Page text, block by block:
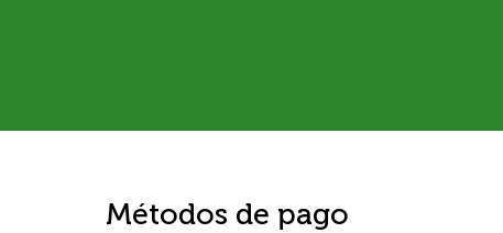
Métodos de pago